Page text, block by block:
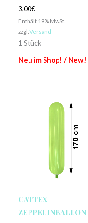
3,00€
Enthält 19% MwSt.
zzgl. Versand
1 Stück
Neu im Shop! / New!
CATTEX
ZEPPELINBALLON |